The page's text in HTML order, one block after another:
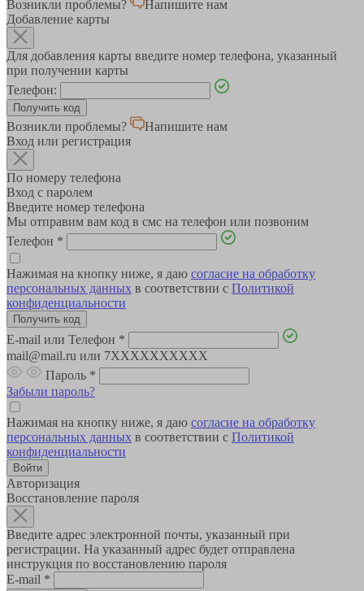
Возникли проблемы?
Напишите нам
Добавление карты
Для добавления карты введите номер телефона, указанный
при получении карты
Телефон:
Возникли проблемы?
Напишите нам
Вход или регистрация
По номеру телефона
Вход с паролем
Введите номер телефона
Мы отправим вам код в смс на телефон или позвоним
Телефон *
Нажимая на кнопку ниже, я даю согласие на обработку
персональных данных в соответствии с Политикой
конфиденциальности
E-mail или Телефон *
mail@mail.ru или 7XXXXXXXXXX
Пароль *
Забыли пароль?
Нажимая на кнопку ниже, я даю согласие на обработку
персональных данных в соответствии с Политикой
конфиденциальности
Авторизация
Восстановление пароля
Введите адрес электронной почты, указанный при
регистрации. На указанный адрес будет отправлена
инструкция по восстановлению пароля
E-mail *